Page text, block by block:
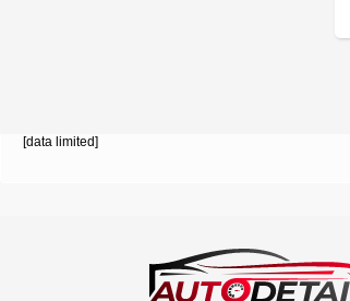
[data limited]